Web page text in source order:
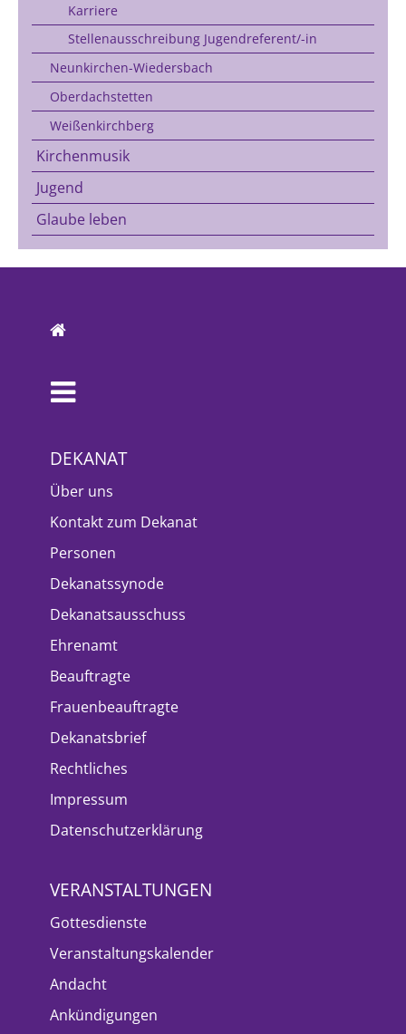
Karriere
Stellenausschreibung Jugendreferent/-in
Neunkirchen-Wiedersbach
Oberdachstetten
Weißenkirchberg
Kirchenmusik
Jugend
Glaube leben
DEKANAT
Über uns
Kontakt zum Dekanat
Personen
Dekanatssynode
Dekanatsausschuss
Ehrenamt
Beauftragte
Frauenbeauftragte
Dekanatsbrief
Rechtliches
Impressum
Datenschutzerklärung
VERANSTALTUNGEN
Gottesdienste
Veranstaltungskalender
Andacht
Ankündigungen